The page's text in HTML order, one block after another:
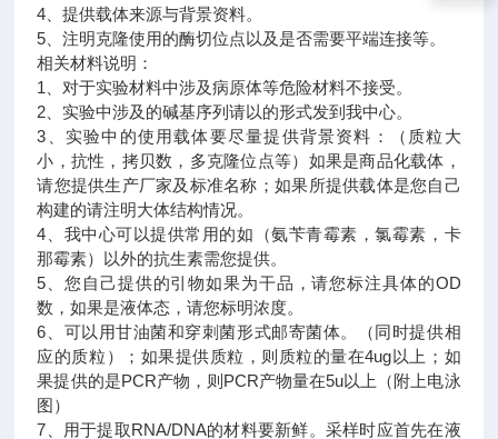
4、提供载体来源与背景资料。
5、注明克隆使用的酶切位点以及是否需要平端连接等。
相关材料说明：
1、对于实验材料中涉及病原体等危险材料不接受。
2、实验中涉及的碱基序列请以的形式发到我中心。
3、实验中的使用载体要尽量提供背景资料：（质粒大
小，抗性，拷贝数，多克隆位点等）如果是商品化载体，
请您提供生产厂家及标准名称；如果所提供载体是您自己
构建的请注明大体结构情况。
4、我中心可以提供常用的如（氨苄青霉素，氯霉素，卡
那霉素）以外的抗生素需您提供。
5、您自己提供的引物如果为干品，请您标注具体的OD
数，如果是液体态，请您标明浓度。
6、可以用甘油菌和穿刺菌形式邮寄菌体。（同时提供相
应的质粒）；如果提供质粒，则质粒的量在4ug以上；如
果提供的是PCR产物，则PCR产物量在5u以上（附上电泳
图）
7、用于提取RNA/DNA的材料要新鲜。采样时应首先在液